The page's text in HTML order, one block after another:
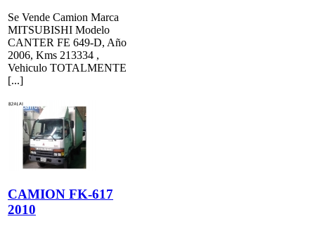
Se Vende Camion Marca
MITSUBISHI Modelo
CANTER FE 649-D, Año
2006, Kms 213334 ,
Vehiculo TOTALMENTE
[...]
CAMION FK-617
2010